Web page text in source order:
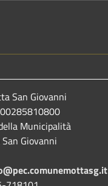
San Giovanni
00285810800
Municipalità
Giovanni